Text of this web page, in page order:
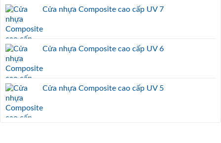
Cửa nhựa Composite cao cấp UV 7
Cửa nhựa Composite cao cấp UV 6
Cửa nhựa Composite cao cấp UV 5